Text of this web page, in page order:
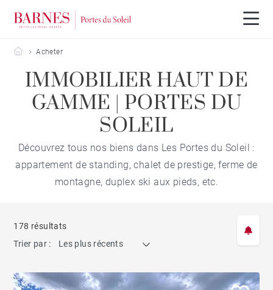
Barnes Portes du Soleil
Acheter
IMMOBILIER HAUT DE
GAMME | PORTES DU
SOLEIL
Découvrez tous nos biens dans Les Portes du Soleil :
appartement de standing, chalet de prestige, ferme de
montagne, duplex ski aux pieds, etc.
178 résultats
Trier par :
Les plus récents